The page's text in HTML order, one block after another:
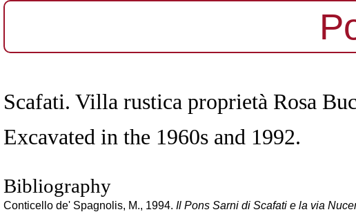
Scafati. Villa rustica proprietà Rosa
Excavated in the 1960s and 1992.
Bibliography
Conticello de' Spagnolis, M., 1994. Il Pons Sarni di Scafati e la via